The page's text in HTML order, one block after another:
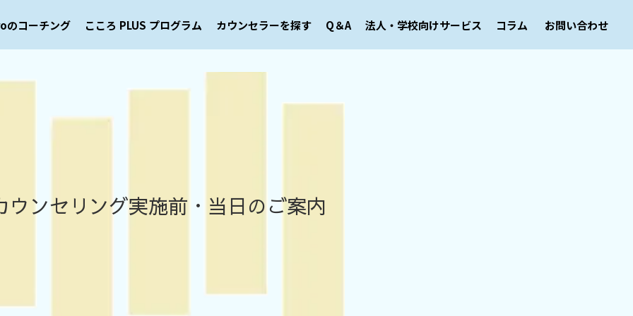
のコーチング こころ PLUS プログラム カウンセラーを探す Q＆A 法人・学校向けサービス コラム お問い合わせ
ウンセリング実施前・当日のご案内